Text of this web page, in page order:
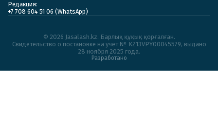
Редакция:
+7 708 604 51 06 (WhatsApp)
© 2026 Jasalash.kz. Барлық құқық қорғалған.
Cвидетельство о постановке на учет № KZ13VPY00045579, выдано
28 ноября 2025 года.
Разработано